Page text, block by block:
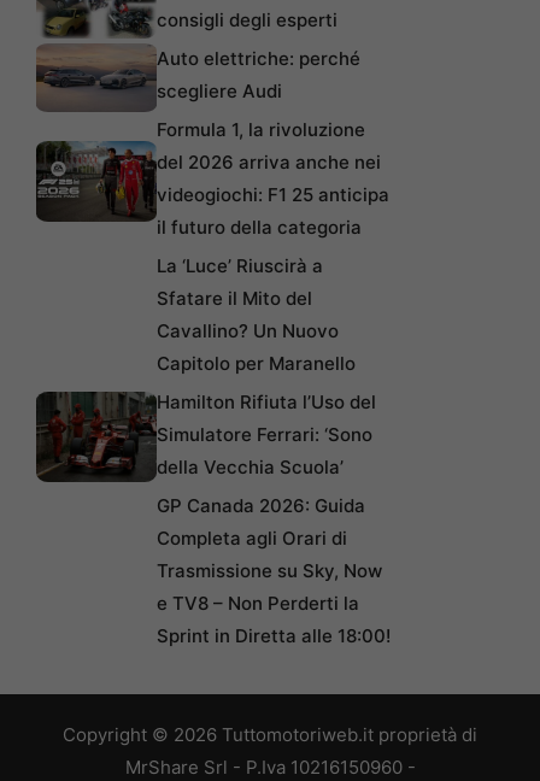
consigli degli esperti
Auto elettriche: perché
scegliere Audi
Formula 1, la rivoluzione
del 2026 arriva anche nei
videogiochi: F1 25 anticipa
il futuro della categoria
La ‘Luce’ Riuscirà a
Sfatare il Mito del
Cavallino? Un Nuovo
Capitolo per Maranello
Hamilton Rifiuta l’Uso del
Simulatore Ferrari: ‘Sono
della Vecchia Scuola’
GP Canada 2026: Guida
Completa agli Orari di
Trasmissione su Sky, Now
e TV8 – Non Perderti la
Sprint in Diretta alle 18:00!
Copyright © 2026 Tuttomotoriweb.it proprietà di
MrShare Srl - P.Iva 10216150960 -